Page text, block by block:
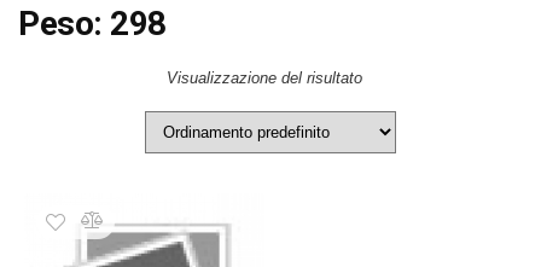
Peso: 298
Visualizzazione del risultato